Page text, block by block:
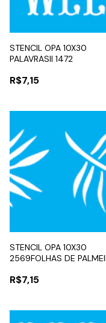
STENCIL OPA 10X30
PALAVRASII 1472
R$7,15
STENCIL OPA 10X30
2569FOLHAS DE
R$7,15